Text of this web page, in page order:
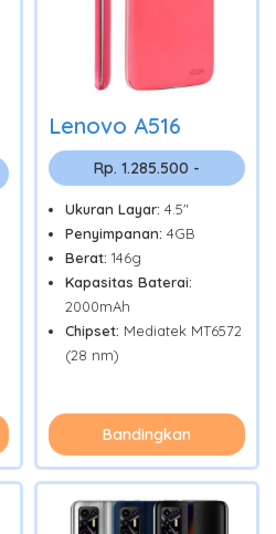
Lenovo A516
Rp. 1.285.500 -
Ukuran Layar: 4.5"
Penyimpanan: 4GB
Berat: 146g
Kapasitas Baterai:
2000mAh
Chipset: Mediatek MT6572
(28 nm)
Bandingkan